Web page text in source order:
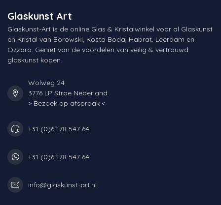
Glaskunst Art
Glaskunst-Art is de online Glas & Kristalwinkel voor al Glaskunst
en Kristal van Borowski, Kosta Boda, Habrat, Leerdam en
Ozzaro. Geniet van de voordelen van veilig & vertrouwd
glaskunst kopen.
Wolweg 24
3776 LP Stroe Nederland
> Bezoek op afspraak <
+31 (0)6 178 547 64
+31 (0)6 178 547 64
info@glaskunst-art.nl